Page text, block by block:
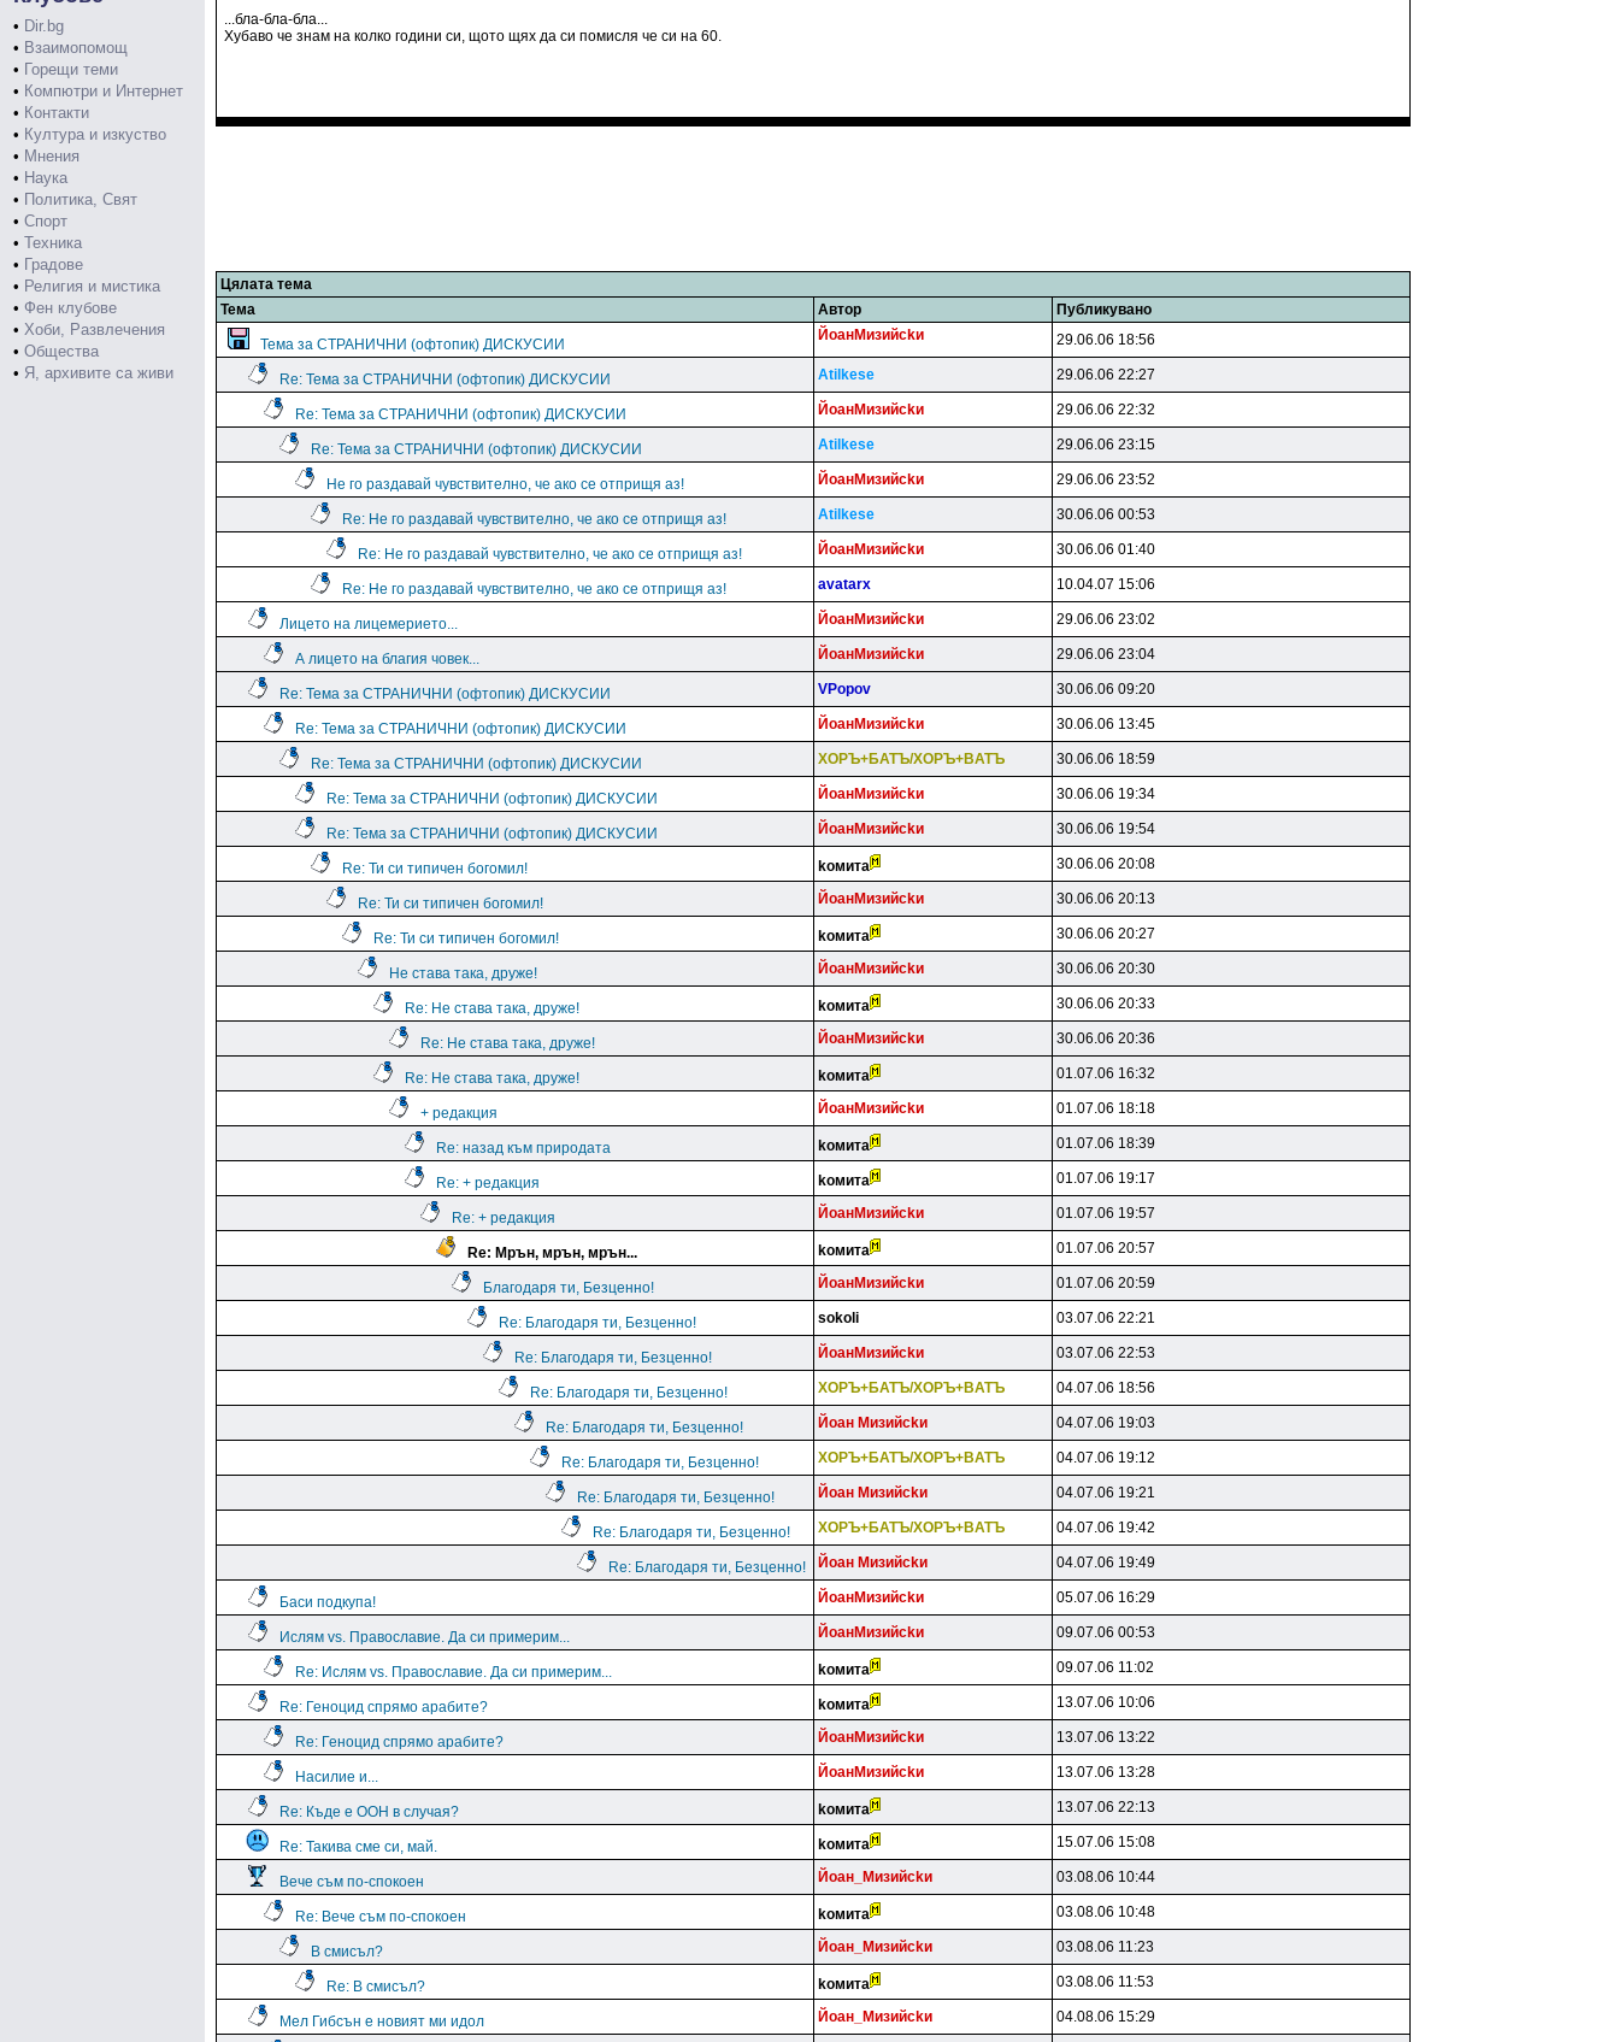
• Dir.bg
• Взаимопомощ
• Горещи теми
• Компютри и Интернет
• Контакти
• Култура и изкуство
• Мнения
• Наука
• Политика, Свят
• Спорт
• Техника
• Градове
• Религия и мистика
• Фен клубове
• Хоби, Развлечения
• Общества
• Я, архивите са живи
...бла-бла-бла...
Хубаво че знам на колко години си, щото щях да си помисля че си на 60.
Цялата тема
Тема
Автор Публикувано
Тема за СТРАНИЧНИ (офтопик) ДИСКУСИИ
ЙoaнMизийckи 29.06.06 18:56
Re: Тема за СТРАНИЧНИ (офтопик) ДИСКУСИИ Atilkese 29.06.06 22:27
Re: Тема за СТРАНИЧНИ (офтопик) ДИСКУСИИ ЙoaнMизийckи 29.06.06 22:32
Re: Тема за СТРАНИЧНИ (офтопик) ДИСКУСИИ Atilkese 29.06.06 23:15
Не го раздавай чувствително, че ако се отприщя аз! ЙoaнMизийckи 29.06.06 23:52
Re: Не го раздавай чувствително, че ако се отприщя аз! Atilkese 30.06.06 00:53
Re: Не го раздавай чувствително, че ако се отприщя аз! ЙoaнMизийckи 30.06.06 01:40
Re: Не го раздавай чувствително, че ако се отприщя аз! avatarx 10.04.07 15:06
Лицето на лицемерието... ЙoaнMизийckи 29.06.06 23:02
А лицето на благия човек... ЙoaнMизийckи 29.06.06 23:04
Re: Тема за СТРАНИЧНИ (офтопик) ДИСКУСИИ VPopov 30.06.06 09:20
Re: Тема за СТРАНИЧНИ (офтопик) ДИСКУСИИ ЙoaнMизийckи 30.06.06 13:45
Re: Тема за СТРАНИЧНИ (офтопик) ДИСКУСИИ XOPЪ+БATЪ/XOPЪ+BATЪ 30.06.06 18:59
Re: Тема за СТРАНИЧНИ (офтопик) ДИСКУСИИ ЙoaнMизийckи 30.06.06 19:34
Re: Тема за СТРАНИЧНИ (офтопик) ДИСКУСИИ ЙoaнMизийckи 30.06.06 19:54
Re: Ти си типичен богомил! koмитa 30.06.06 20:08
Re: Ти си типичен богомил! ЙoaнMизийckи 30.06.06 20:13
Re: Ти си типичен богомил! koмитa 30.06.06 20:27
Не става така, друже! ЙoaнMизийckи 30.06.06 20:30
Re: Не става така, друже! koмитa 30.06.06 20:33
Re: Не става така, друже! ЙoaнMизийckи 30.06.06 20:36
Re: Не става така, друже! koмитa 01.07.06 16:32
+ редакция ЙoaнMизийckи 01.07.06 18:18
Re: назад към природата koмитa 01.07.06 18:39
Re: + редакция koмитa 01.07.06 19:17
Re: + редакция ЙoaнMизийckи 01.07.06 19:57
Re: Мрън, мрън, мрън... koмитa 01.07.06 20:57
Благодаря ти, Безценно! ЙoaнMизийckи 01.07.06 20:59
Re: Благодаря ти, Безценно! sokoli 03.07.06 22:21
Re: Благодаря ти, Безценно! ЙoaнMизийckи 03.07.06 22:53
Re: Благодаря ти, Безценно! XOPЪ+БATЪ/XOPЪ+BATЪ 04.07.06 18:56
Re: Благодаря ти, Безценно! Йoaн Mизийckи 04.07.06 19:03
Re: Благодаря ти, Безценно! XOPЪ+БATЪ/XOPЪ+BATЪ 04.07.06 19:12
Re: Благодаря ти, Безценно! Йoaн Mизийckи 04.07.06 19:21
Re: Благодаря ти, Безценно! XOPЪ+БATЪ/XOPЪ+BATЪ 04.07.06 19:42
Re: Благодаря ти, Безценно! Йoaн Mизийckи 04.07.06 19:49
Баси подкупа! ЙoaнMизийckи 05.07.06 16:29
Ислям vs. Православие. Да си примерим... ЙoaнMизийckи 09.07.06 00:53
Re: Ислям vs. Православие. Да си примерим... koмитa 09.07.06 11:02
Re: Геноцид спрямо арабите? koмитa 13.07.06 10:06
Re: Геноцид спрямо арабите? ЙoaнMизийckи 13.07.06 13:22
Насилие и... ЙoaнMизийckи 13.07.06 13:28
Re: Къде е ООН в случая? koмитa 13.07.06 22:13
Re: Такива сме си, май. koмитa 15.07.06 15:08
Вече съм по-спокоен Йoaн_Mизийckи 03.08.06 10:44
Re: Вече съм по-спокоен koмитa 03.08.06 10:48
В смисъл? Йoaн_Mизийckи 03.08.06 11:23
Re: В смисъл? koмитa 03.08.06 11:53
Мел Гибсън е новият ми идол Йoaн_Mизийckи 04.08.06 15:29